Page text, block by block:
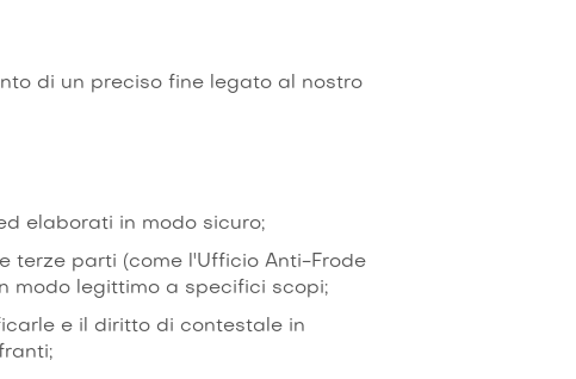
di un preciso fine legato al nostro
elaborati in modo sicuro;
terze parti (come l'Ufficio Anti-Frode
modo legittimo a specifici scopi;
e il diritto di contestale in